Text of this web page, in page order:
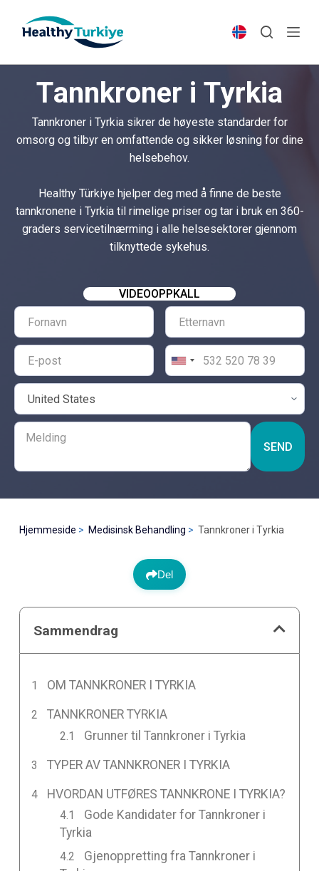
p
o
n
Tannkroner i Tyrkia
Tannkroner i Tyrkia sikrer de høyeste standarder for
omsorg og tilbyr en omfattende og sikker løsning for dine
helsebehov.
Healthy Türkiye hjelper deg med å finne de beste
tannkronene i Tyrkia til rimelige priser og tar i bruk en 360-
graders servicetilnærming i alle helsesektorer gjennom
tilknyttede sykehus.
VIDEOOPPKALL
SEND
Hjemmeside Medisinsk Behandling Tannkroner i Tyrkia
Del
Sammendrag
OM TANNKRONER I TYRKIA
TANNKRONER TYRKIA
Grunner til Tannkroner i Tyrkia
TYPER AV TANNKRONER I TYRKIA
HVORDAN UTFØRES TANNKRONE I TYRKIA?
Gode Kandidater for Tannkroner i
Tyrkia
Gjenoppretting fra Tannkroner i